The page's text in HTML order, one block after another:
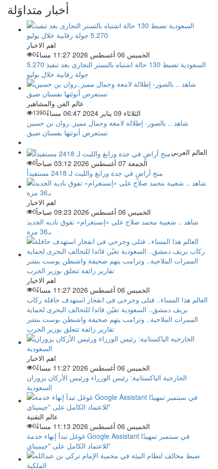
أخبار متداوَلة
اهم الاخبار
الخميس 06 أغسطس 2026 11:27 مساءً
0
السعودية تضبط 130 حالة اشتباه بالتستر التجارى بعد تنفيذ 5.270
جولة رقابية خلال يوليو
عالم الفن والمشاهير
الثلاثاء 09 يناير 2024 06:47 مساءً
1390
شاهد .. بالصور- إطلالة لامعة وجمال مميز..روان بن حسين
تستعرض أنوثتها بفستان ضيق
العالم العربي
الجمعة 07 أغسطس 2026 03:12 صباحاً
0
منح أراضٍ في جدة ورابغ والليث لـ 2418 مستفيداً
اهم الاخبار
الخميس 06 أغسطس 2026 09:23 صباحاً
0
شاهد .. شعبية محمد صلاح على «إنستغرام» تفوق ناديه الجديد
بـ36 مرة
اهم الاخبار
الخميس 06 أغسطس 2026 11:27 مساءً
0
العالم هذا المساء.. قتلى وجرحى فى انفجار استهدف حافلة ركاب
بريف دمشق.. السعودية تعيّن قائدا للتحالف البحرى لحماية
الممرات الملاحية.. وترامب يتهم صحيفة واشنطن بوست بنشر
تقارير زائفة تتعلق بوزير الحرب
اهم الاخبار
الخميس 06 أغسطس 2026 11:27 مساءً
0
الخارجية الباكستانية: رئيس الوزراء ورئيس الأركان يزوران
السعودية
عالم التقنية
الخميس 06 أغسطس 2026 11:13 مساءً
0
غوغل تبدأ إنهاء خدمة Google Assistant في سبتمبر تمهيدًا
للاعتماد الكامل على "جيميناي"